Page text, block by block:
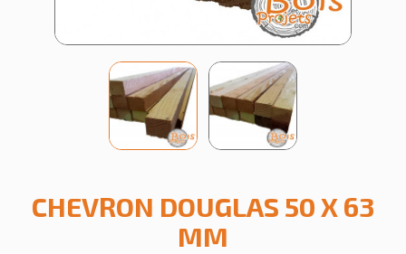
CHEVRON DOUGLAS 50 X 63
MM